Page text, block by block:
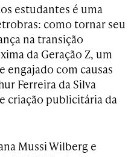
estudantes é uma
como tornar seu
na transição
da Geração Z, um
com causas
Ferreira da Silva
criação publicitária da
Mussi Wilberg e